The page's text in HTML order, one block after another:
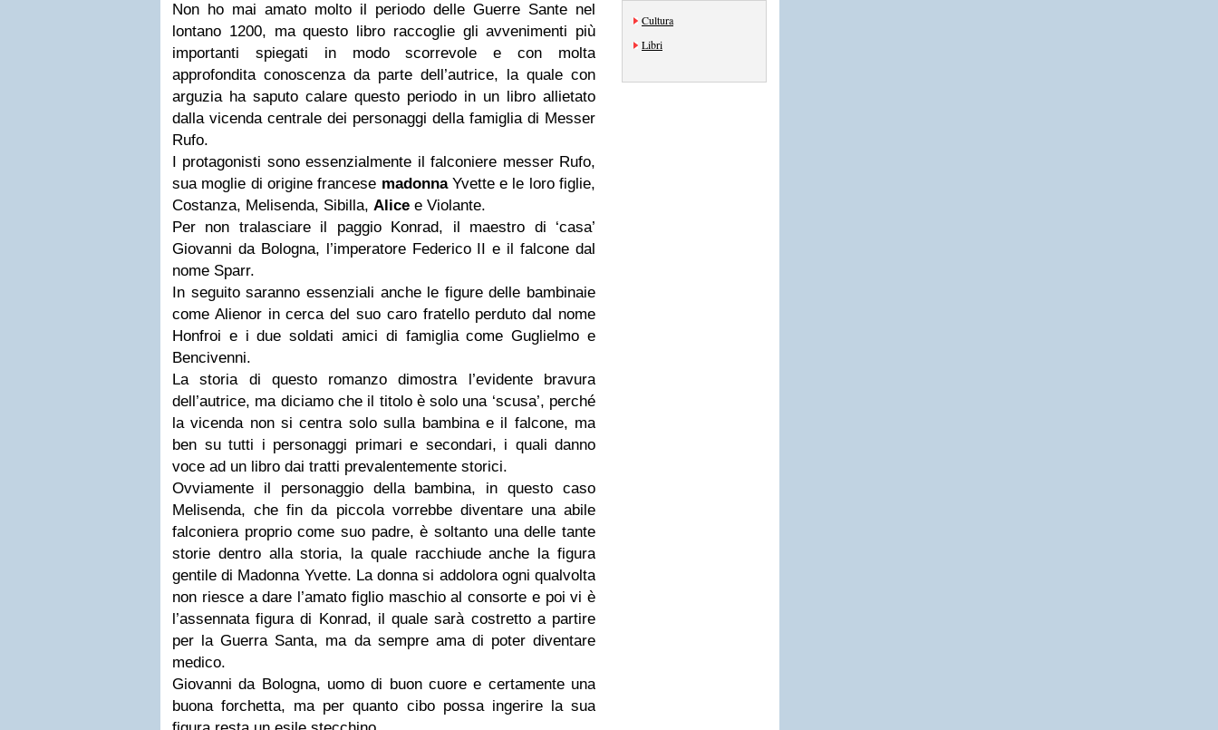
Non ho mai amato molto il periodo delle Guerre Sante nel
lontano 1200, ma questo libro raccoglie gli avvenimenti più
importanti spiegati in modo scorrevole e con molta
approfondita conoscenza da parte dell’autrice, la quale con
arguzia ha saputo calare questo periodo in un libro allietato
dalla vicenda centrale dei personaggi della famiglia di Messer
Rufo.
I protagonisti sono essenzialmente il falconiere messer Rufo,
sua moglie di origine francese madonnaYvette e le loro figlie,
Costanza, Melisenda, Sibilla, Alice e Violante.
Per non tralasciare il paggio Konrad, il maestro di ‘casa’
Giovanni da Bologna, l’imperatore Federico II e il falcone dal
nome Sparr.
In seguito saranno essenziali anche le figure delle bambinaie
come Alienor in cerca del suo caro fratello perduto dal nome
Honfroi e i due soldati amici di famiglia come Guglielmo e
Bencivenni.
La storia di questo romanzo dimostra l’evidente bravura
dell’autrice, ma diciamo che il titolo è solo una ‘scusa’, perché
la vicenda non si centra solo sulla bambina e il falcone, ma
ben su tutti i personaggi primari e secondari, i quali danno
voce ad un libro dai tratti prevalentemente storici.
Ovviamente il personaggio della bambina, in questo caso
Melisenda, che fin da piccola vorrebbe diventare una abile
falconiera proprio come suo padre, è soltanto una delle tante
storie dentro alla storia, la quale racchiude anche la figura
gentile di Madonna Yvette. La donna si addolora ogni qualvolta
non riesce a dare l’amato figlio maschio al consorte e poi vi è
l’assennata figura di Konrad, il quale sarà costretto a partire
per la Guerra Santa, ma da sempre ama di poter diventare
medico.
Giovanni da Bologna, uomo di buon cuore e certamente una
buona forchetta, ma per quanto cibo possa ingerire la sua
Cultura
Libri